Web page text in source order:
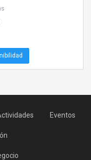
Eventos